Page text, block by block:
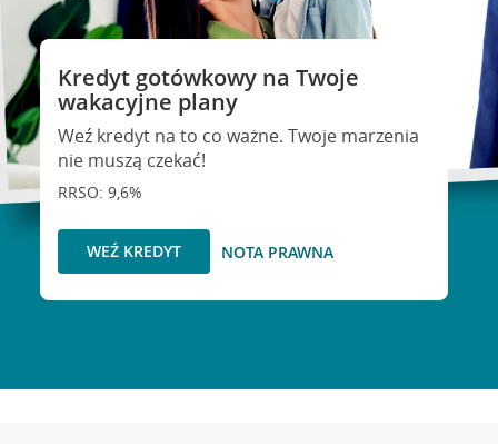
Kredyt gotówkowy na Twoje
wakacyjne plany
Weź kredyt na to co ważne. Twoje marzenia
nie muszą czekać!
RRSO: 9,6%
WEŹ KREDYT NOTA PRAWNA